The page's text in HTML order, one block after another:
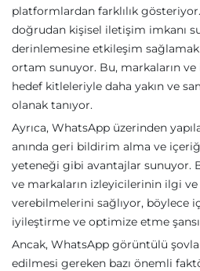
platformlardan farklılık
doğrudan kişisel iletişim imkanı
derinlemesine etkileşim
ortam sunuyor. Bu, markaların
hedef kitleleriyle daha yakın ve
olanak tanıyor.
Ayrıca, WhatsApp üzerinden
anında geri bildirim alma ve
yeteneği gibi avantajlar sunuyor.
ve markaların izleyicilerinin ilgi ve
verebilmelerini sağlıyor, böylece
iyileştirme ve optimize etme
Ancak, WhatsApp görüntülü
edilmesi gereken bazı önemli